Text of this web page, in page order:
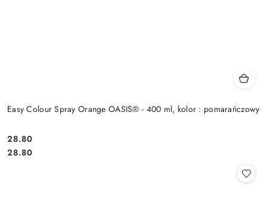
Easy Colour Spray Orange OASIS® - 400 ml, kolor : pomarańczowy
Cena:
28.80
Cena:
28.80